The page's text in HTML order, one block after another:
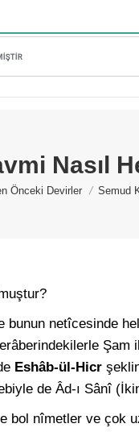
Nasıl
Önceki Devirler Semud
bunun netîcesinde
Eshâb-ül-Hicr
de Âd-ı Sânî
bol nîmetler ve çok